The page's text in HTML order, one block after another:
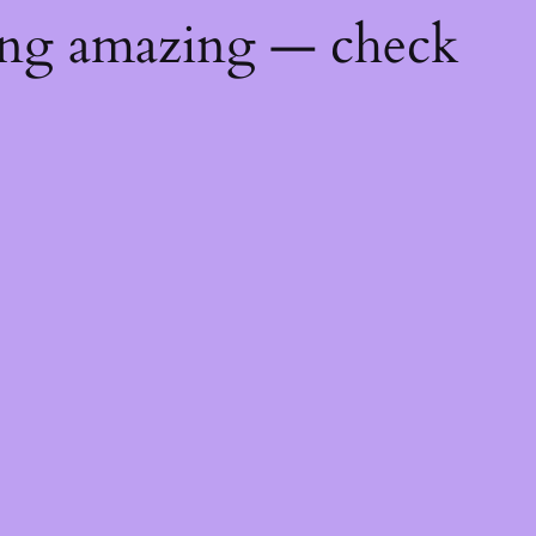
amazing — check